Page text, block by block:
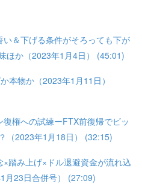
＆下げる条件がそろっても下が
ほか（2023年1月4日） (45:01)
本物か（2023年1月11日）
権への試練ーFTX前復帰でビッ
（2023年1月18日） (32:15)
踏み上げ×ドル退避資金が流れ込
月23日合併号） (27:09)